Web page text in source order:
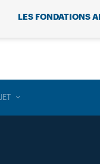
LES FONDATIONS